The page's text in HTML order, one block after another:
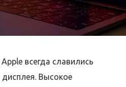
всегда славились
Высокое